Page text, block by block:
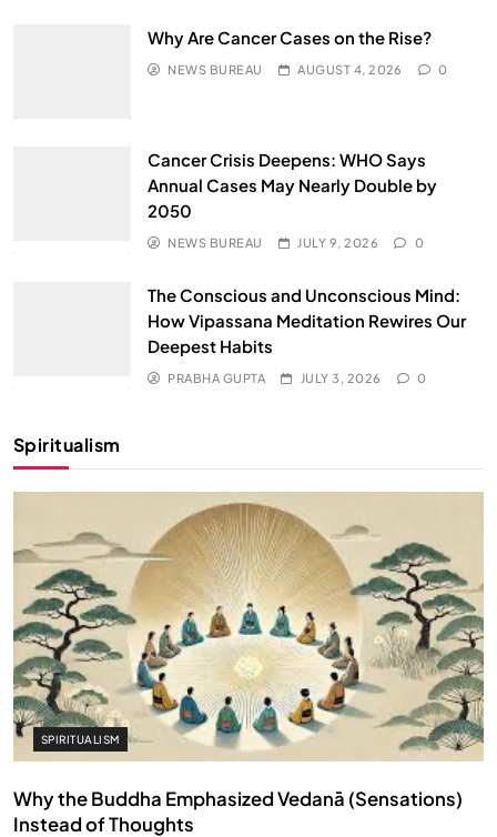
Why Are Cancer Cases on the Rise?
NEWS BUREAU AUGUST 4, 2026 0
Cancer Crisis Deepens: WHO Says
Annual Cases May Nearly Double by
2050
NEWS BUREAU JULY 9, 2026 0
The Conscious and Unconscious Mind:
How Vipassana Meditation Rewires Our
Deepest Habits
PRABHA GUPTA JULY 3, 2026 0
Spiritualism
SPIRITUALISM
Why the Buddha Emphasized Vedanā (Sensations)
Instead of Thoughts